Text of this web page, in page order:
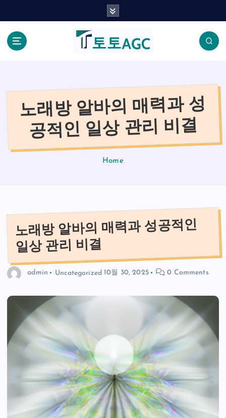
노래방 알바의 매력과 성
공적인 일상 관리 비결
Home
노래방 알바의 매력과 성공적인
일상 관리 비결
admin Uncategorized 10월 30, 2025 0 Comments